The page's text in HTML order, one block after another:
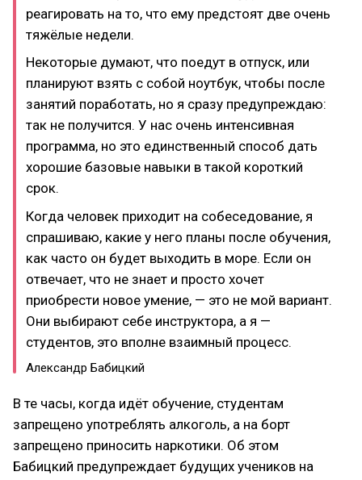
реагировать на то, что ему предстоят две очень
тяжёлые недели.
Некоторые думают, что поедут в отпуск, или
планируют взять с собой ноутбук, чтобы после
занятий поработать, но я сразу предупреждаю:
так не получится. У нас очень интенсивная
программа, но это единственный способ дать
хорошие базовые навыки в такой короткий
срок.
Когда человек приходит на собеседование, я
спрашиваю, какие у него планы после обучения,
как часто он будет выходить в море. Если он
отвечает, что не знает и просто хочет
приобрести новое умение, — это не мой вариант.
Они выбирают себе инструктора, а я —
студентов, это вполне взаимный процесс.
Александр Бабицкий
В те часы, когда идёт обучение, студентам
запрещено употреблять алкоголь, а на борт
запрещено приносить наркотики. Об этом
Бабицкий предупреждает будущих учеников на